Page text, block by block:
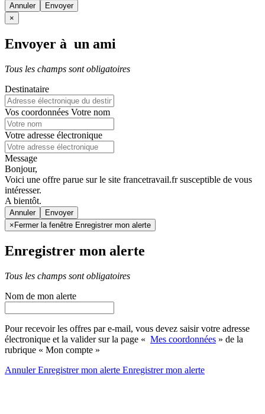
Annuler
×
Envoyer à un ami
Tous les champs sont obligatoires
Destinataire
Vos coordonnées Votre nom
Votre adresse électronique
Message
Bonjour,
Voici une offre parue sur le site francetravail.fr susceptible de vous
intéresser.
A bientôt.
Annuler
×Fermer la fenêtre Enregistrer mon alerte
Enregistrer mon alerte
Tous les champs sont obligatoires
Nom de mon alerte
Pour recevoir les offres par e-mail, vous devez saisir votre adresse
électronique et la valider sur la page « Mes coordonnées » de la
rubrique « Mon compte »
AnnulerEnregistrer mon alerte Enregistrermon alerte